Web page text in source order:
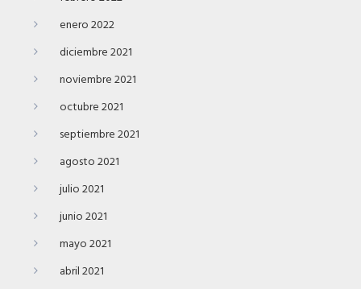
enero 2022
diciembre 2021
noviembre 2021
octubre 2021
septiembre 2021
agosto 2021
julio 2021
junio 2021
mayo 2021
abril 2021